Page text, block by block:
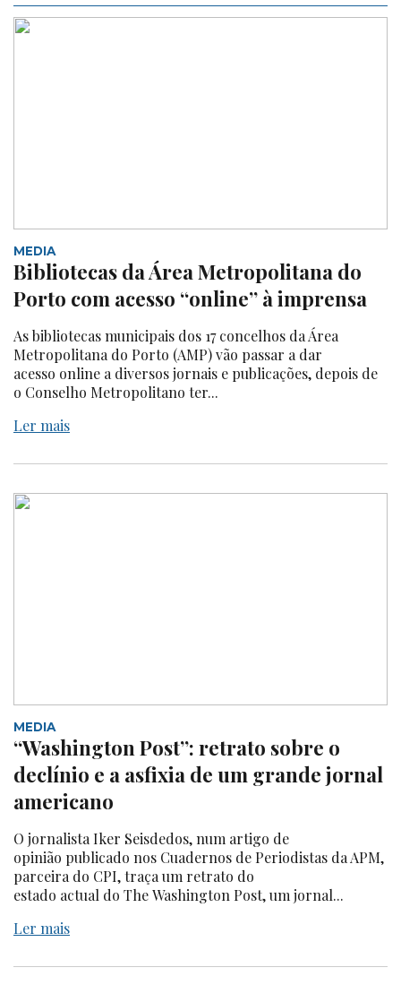
MEDIA
Bibliotecas da Área Metropolitana do
Porto com acesso “online” à imprensa
As bibliotecas municipais dos 17 concelhos da Área
Metropolitana do Porto (AMP) vão passar a dar
acesso online a diversos jornais e publicações, depois de
o Conselho Metropolitano ter...
Ler mais
MEDIA
“Washington Post”: retrato sobre o
declínio e a asfixia de um grande jornal
americano
O jornalista Iker Seisdedos, num artigo de
opinião publicado nos Cuadernos de Periodistas da APM,
parceira do CPI, traça um retrato do
estado actual do The Washington Post, um jornal...
Ler mais